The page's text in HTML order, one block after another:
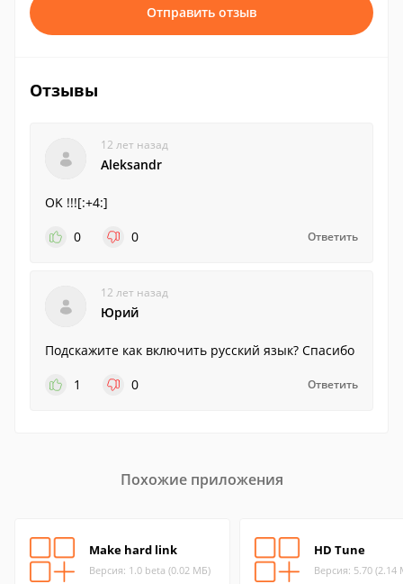
Отправить отзыв
Отзывы
12 лет назад
Aleksandr
OK !!![:+4:]
0
0 Ответить
12 лет назад
Юрий
Подскажите как включить русский язык? Спасибо
1
0 Ответить
Похожие приложения
Make hard link
Версия: 1.0 beta (0.02 МБ)
HD Tune
Версия: 5.70 (2.14